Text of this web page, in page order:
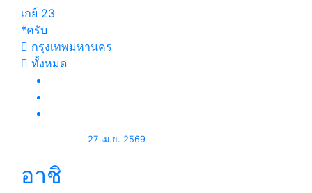
เกย์ 23
*ครับ
กรุงเทพมหานคร
ทั้งหมด
27 เม.ย. 2569
อาชิ